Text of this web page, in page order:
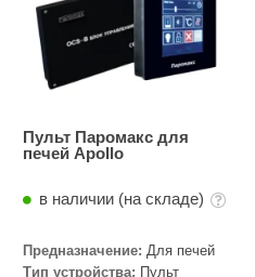
Пульт Паромакс для
печей Apollo
в наличии (на складе)
Предназначение: Для печей
Тип устройства: Пульт